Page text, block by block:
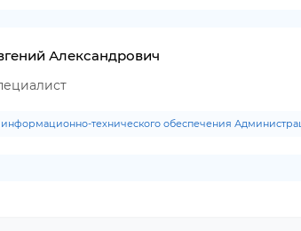
Александрович
технического обеспечения